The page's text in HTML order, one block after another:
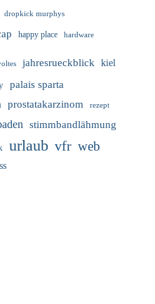
dropkick murphys
happy place hardware
jahresrueckblick kiel
palais sparta
prostatakarzinom rezept
stimmbandlähmung
urlaub vfr web